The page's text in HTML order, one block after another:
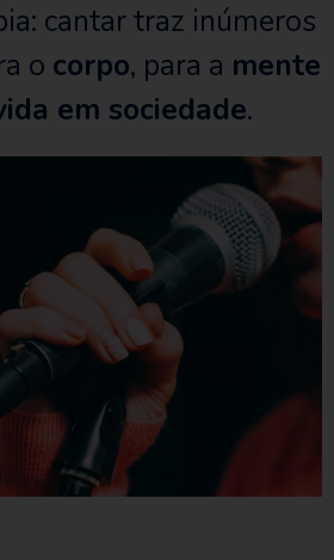
cantar traz inúmeros
o corpo, para a mente
em sociedade.